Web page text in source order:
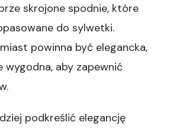
skrojone spodnie, które
do sylwetki.
powinna być elegancka,
wygodna, aby zapewnić
podkreślić elegancję